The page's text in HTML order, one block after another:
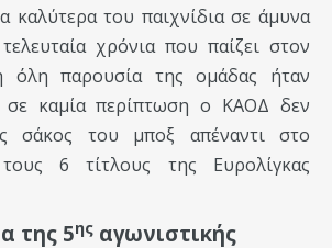
καλύτερα του παιχνίδια σε άμυνα
χρόνια που παίζει στον
όλη παρουσία της ομάδας ήταν
σε καμία περίπτωση ο ΚΑΟΔ δεν
σάκος του μποξ απέναντι στο
6 τίτλους της Ευρολίγκας
της 5ης αγωνιστικής